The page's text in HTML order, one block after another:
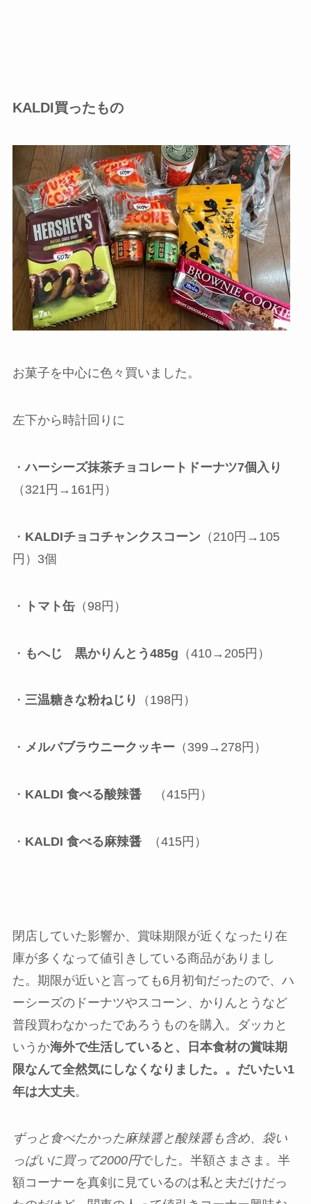
KALDI買ったもの
お菓子を中心に色々買いました。
左下から時計回りに
・ハーシーズ抹茶チョコレートドーナツ7個入り
（321円→161円）
・ KALDIチョコチャンクスコーン （210円→105
円）3個
・ トマト缶（98円）
・ もへじ 黒かりんとう485g （410→205円）
・ 三温糖きな粉ねじり （198円）
・ メルバブラウニークッキー （399→278円）
・ KALDI 食べる酸辣醤（415円）
・ KALDI 食べる麻辣醤（415円）
閉店していた影響か、賞味期限が近くなったり在
庫が多くなって値引きしている商品がありまし
た。期限が近いと言っても6月初旬だったので、ハ
ーシーズのドーナツやスコーン、かりんとうなど
普段買わなかったであろうものを購入。ダッカと
いうか海外で生活していると、日本食材の賞味期
限なんて全然気にしなくなりました。。だいたい1
年は大丈夫。
ずっと食べたかった麻辣醤と酸辣醤も含め、袋い
っぱいに買って2000円でした。半額さまさま。半
額コーナーを真剣に見ているのは私と夫だけだっ